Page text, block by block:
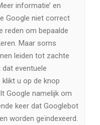
informatie’ en
Google niet correct
reden om bepaalde
Maar soms
leiden tot zachte
eventuele
u op de knop
Google namelijk om
keer dat Googlebot
worden geïndexeerd.